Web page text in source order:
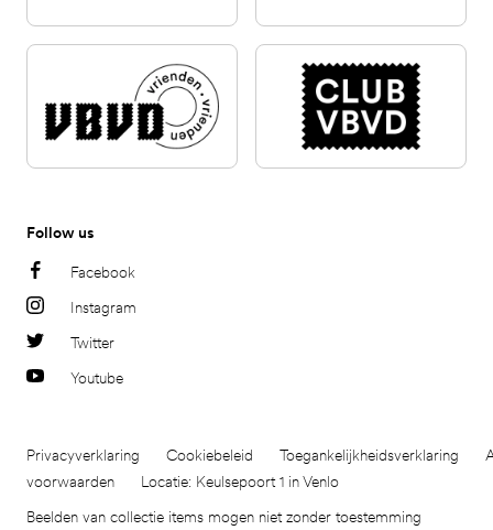
Follow us
Facebook
Instagram
Twitter
Youtube
Privacyverklaring Cookiebeleid Toegankelijkheidsverklaring
voorwaarden
Locatie: Keulsepoort 1 in Venlo
Beelden van collectie items mogen niet zonder toestemming